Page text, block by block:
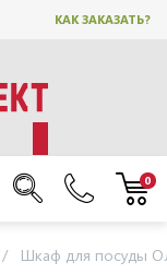
КАК ЗАКАЗАТЬ?
0
Шкаф для посуды